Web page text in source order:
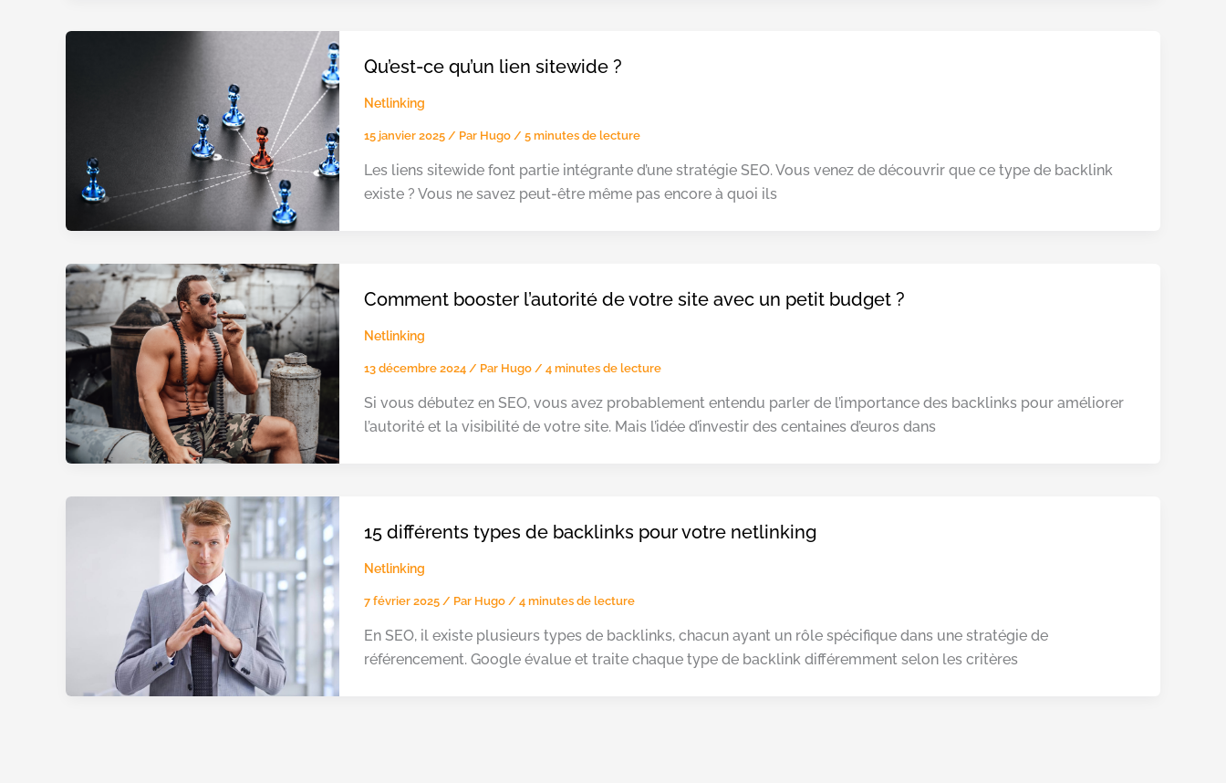
Qu’est-ce qu’un lien sitewide ?
Netlinking
15 janvier 2025 / Par Hugo / 5 minutes de lecture
Les liens sitewide font partie intégrante d’une stratégie SEO. Vous venez de découvrir que ce type de backlink
existe ? Vous ne savez peut-être même pas encore à quoi ils
Comment booster l’autorité de votre site avec un petit budget ?
Netlinking
13 décembre 2024 / Par Hugo / 4 minutes de lecture
Si vous débutez en SEO, vous avez probablement entendu parler de l’importance des backlinks pour améliorer
l’autorité et la visibilité de votre site. Mais l’idée d’investir des centaines d’euros dans
15 différents types de backlinks pour votre netlinking
Netlinking
7 février 2025 / Par Hugo / 4 minutes de lecture
En SEO, il existe plusieurs types de backlinks, chacun ayant un rôle spécifique dans une stratégie de
référencement. Google évalue et traite chaque type de backlink différemment selon les critères